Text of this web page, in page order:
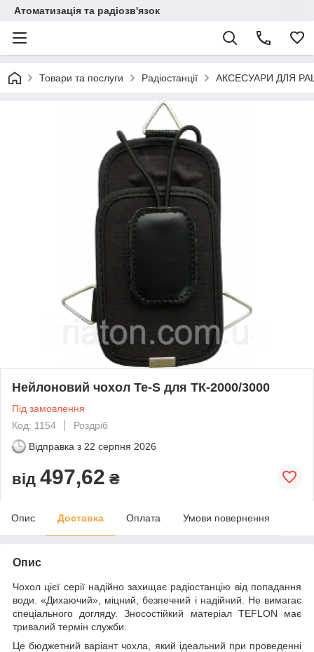
Атоматизація та радіозв'язок
Товари та послуги Радіостанції АКСЕСУАРИ ДЛЯ
Нейлоновий чохол Te-S для ТК-2000/3000
Під замовлення
Код: 1154
Роздріб
Відправка з 22 серпня 2026
від 497,62 ₴
Опис Доставка Оплата Умови повернення
Опис
Чохол цієї серії надійно захищає радіостанцію від попадання
води. «Дихаючий», міцний, безпечний і надійний. Не вимагає
спеціального догляду. Зносостійкий матеріал TEFLON має
тривалий термін служби.
Це бюджетний варіант чохла, який ідеальний при проведенні